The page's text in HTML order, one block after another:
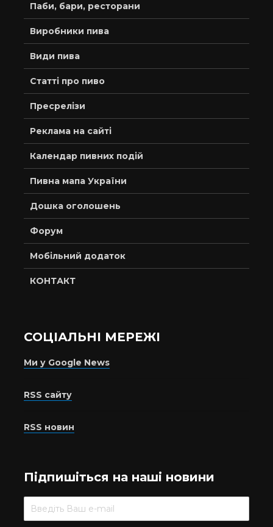
Паби, бари, ресторани
Виробники пива
Види пива
Статті про пиво
Пресрелізи
Реклама на сайті
Календар пивних подій
Пивна мапа України
Дошка оголошень
Форум
Мобільний додаток
КОНТАКТ
СОЦІАЛЬНІ МЕРЕЖІ
Ми у Google News
RSS сайту
RSS новин
Підпишіться на наші новини